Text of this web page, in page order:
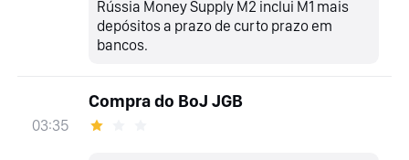
Rússia Money Supply M2 inclui M1 mais
depósitos a prazo de curto prazo em
bancos.
03:35
Compra do BoJ JGB